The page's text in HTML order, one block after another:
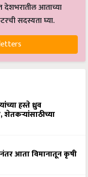
आताच्या
सदस्यता घ्या.
हस्ते ध्रुव
शेतकऱ्यांसाठीच्या
आता विमानातून कृषी